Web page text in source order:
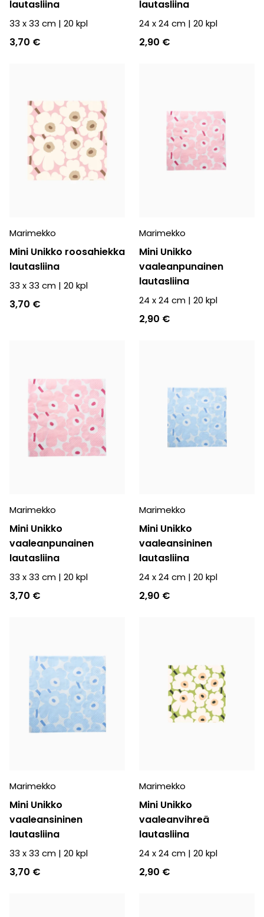
lautasliina
33 x 33 cm | 20 kpl
3,70 €
lautasliina
24 x 24 cm | 20 kpl
2,90 €
Marimekko
Mini Unikko roosahiekka
lautasliina
33 x 33 cm | 20 kpl
3,70 €
Marimekko
Mini Unikko
vaaleanpunainen
lautasliina
24 x 24 cm | 20 kpl
2,90 €
Marimekko
Mini Unikko
vaaleanpunainen
lautasliina
33 x 33 cm | 20 kpl
3,70 €
Marimekko
Mini Unikko
vaaleansininen
lautasliina
24 x 24 cm | 20 kpl
2,90 €
Marimekko
Mini Unikko
vaaleansininen
lautasliina
33 x 33 cm | 20 kpl
3,70 €
Marimekko
Mini Unikko
vaaleanvihreä
lautasliina
24 x 24 cm | 20 kpl
2,90 €